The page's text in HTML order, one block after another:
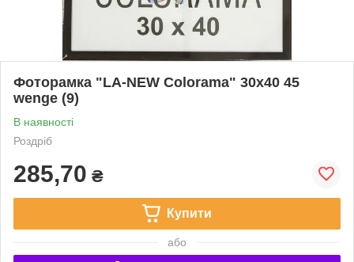
Фоторамка "LA-NEW Colorama" 30х40 45
wenge (9)
В наявності
Роздріб
285,70 ₴
Купити
або